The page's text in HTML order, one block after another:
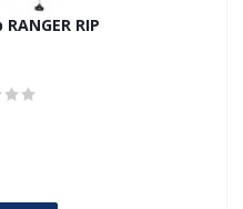
RIP